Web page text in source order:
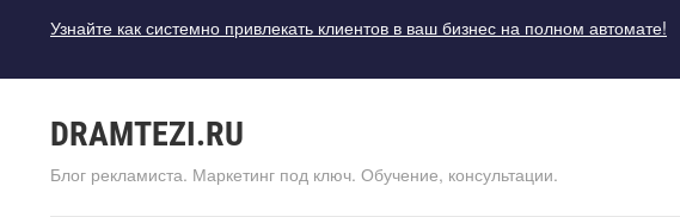
Узнайте как системно привлекать клиентов в ваш бизнес на полном автомате!
DRAMTEZI.RU
Блог рекламиста. Маркетинг под ключ. Обучение, консультации.